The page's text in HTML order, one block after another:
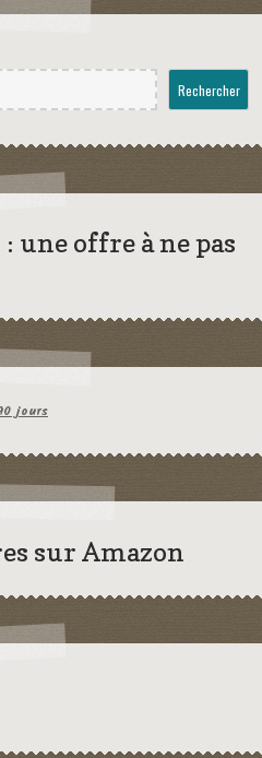
Rechercher
une offre à ne pas
jours
sur Amazon